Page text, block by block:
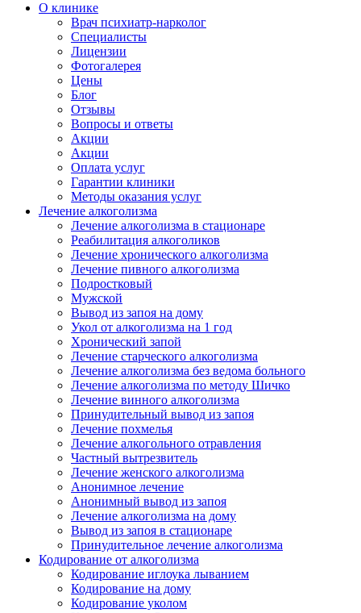
О клинике
Врач психиатр-нарколог
Специалисты
Лицензии
Фотогалерея
Цены
Блог
Отзывы
Вопросы и ответы
Акции
Акции
Оплата услуг
Гарантии клиники
Методы оказания услуг
Лечение алкоголизма
Лечение алкоголизма в стационаре
Реабилитация алкоголиков
Лечение хронического алкоголизма
Лечение пивного алкоголизма
Подростковый
Мужской
Вывод из запоя на дому
Укол от алкоголизма на 1 год
Хронический запой
Лечение старческого алкоголизма
Лечение алкоголизма без ведома больного
Лечение алкоголизма по методу Шичко
Лечение винного алкоголизма
Принудительный вывод из запоя
Лечение похмелья
Лечение алкогольного отравления
Частный вытрезвитель
Лечение женского алкоголизма
Анонимное лечение
Анонимный вывод из запоя
Лечение алкоголизма на дому
Вывод из запоя в стационаре
Принудительное лечение алкоголизма
Кодирование от алкоголизма
Кодирование иглоука лыванием
Кодирование на дому
Кодирование уколом